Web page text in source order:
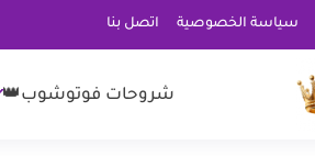
سياسة الخصوصية اتصل بنا
شروحات فوتوشوب👑